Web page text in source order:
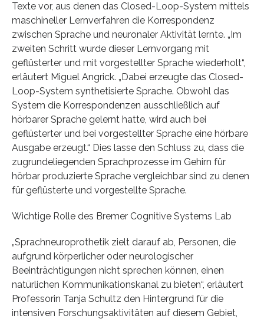
Texte vor, aus denen das Closed-Loop-System mittels
maschineller Lernverfahren die Korrespondenz
zwischen Sprache und neuronaler Aktivität lernte. „Im
zweiten Schritt wurde dieser Lernvorgang mit
geflüsterter und mit vorgestellter Sprache wiederholt“,
erläutert Miguel Angrick. „Dabei erzeugte das Closed-
Loop-System synthetisierte Sprache. Obwohl das
System die Korrespondenzen ausschließlich auf
hörbarer Sprache gelernt hatte, wird auch bei
geflüsterter und bei vorgestellter Sprache eine hörbare
Ausgabe erzeugt.“ Dies lasse den Schluss zu, dass die
zugrundeliegenden Sprachprozesse im Gehirn für
hörbar produzierte Sprache vergleichbar sind zu denen
für geflüsterte und vorgestellte Sprache.
Wichtige Rolle des Bremer Cognitive Systems Lab
„Sprachneuroprothetik zielt darauf ab, Personen, die
aufgrund körperlicher oder neurologischer
Beeinträchtigungen nicht sprechen können, einen
natürlichen Kommunikationskanal zu bieten“, erläutert
Professorin Tanja Schultz den Hintergrund für die
intensiven Forschungsaktivitäten auf diesem Gebiet,